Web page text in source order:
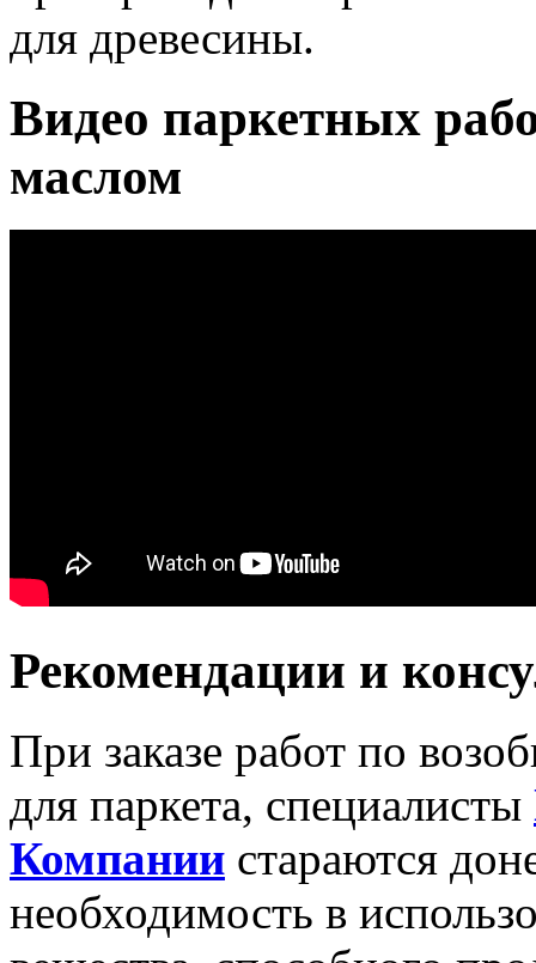
для древесины.
Видео паркетных
маслом
Рекомендации и
При заказе работ по
для паркета, специалисты
Компании стараются
необходимость в